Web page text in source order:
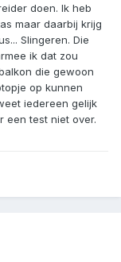
doen. Ik heb
maar daarbij krijg
Slingeren. Die
ik dat zou
die gewoon
op kunnen
iedereen gelijk
een test niet over.